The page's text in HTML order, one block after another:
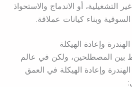
التشغيلية، أو الاندماج والاستحواذ
وبناء كيانات عملاقة.
وإعادة الهيكلة
بين المصطلحين، ولكن في عالم
وإعادة الهيكلة في العمق